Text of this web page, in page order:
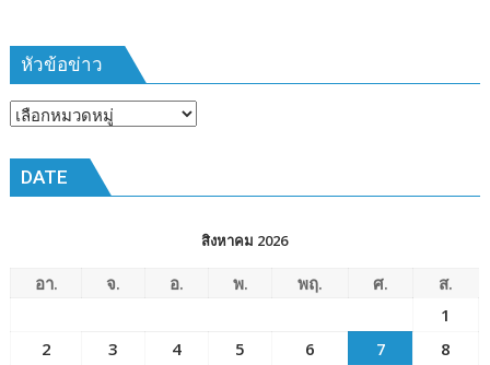
๒๕๖๙
หัวข้อข่าว
หัวข้อ
DATE
สิงหาคม 2026
อา. จ. อ. พ. พฤ. ศ.
ส.
1
2
3 4 5 6 7
8